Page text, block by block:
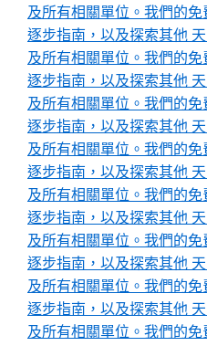
及所有相關單位。我們的
逐步指南，以及探索其他
及所有相關單位。我們的
逐步指南，以及探索其他
及所有相關單位。我們的
逐步指南，以及探索其他
及所有相關單位。我們的
逐步指南，以及探索其他
及所有相關單位。我們的
逐步指南，以及探索其他
及所有相關單位。我們的
逐步指南，以及探索其他
及所有相關單位。我們的
逐步指南，以及探索其他
及所有相關單位。我們的